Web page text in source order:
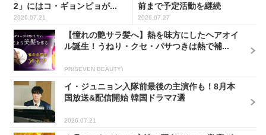
2」にはコ・ギョンピョが...
2026.07.21
前まで予定活動を継続
2026.07.27
【憧れの艶サラ髪へ】熱を味方にしたヘアオイ
ル誕生！うねり・クセ・パサつきは熱で補...
PR(SEVEN BEAUTY)
イ・ジュニョン入隊前最後の主演作も！8月本
国放送&配信開始 韓国ドラマ7選
2026.07.21